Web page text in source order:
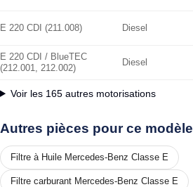
E 220 CDI (211.008) Diesel
E 220 CDI / BlueTEC
(212.001, 212.002)
Diesel
Voir les 165 autres motorisations
Autres pièces pour ce modèle
Filtre à Huile Mercedes-Benz Classe E
Filtre carburant Mercedes-Benz Classe E